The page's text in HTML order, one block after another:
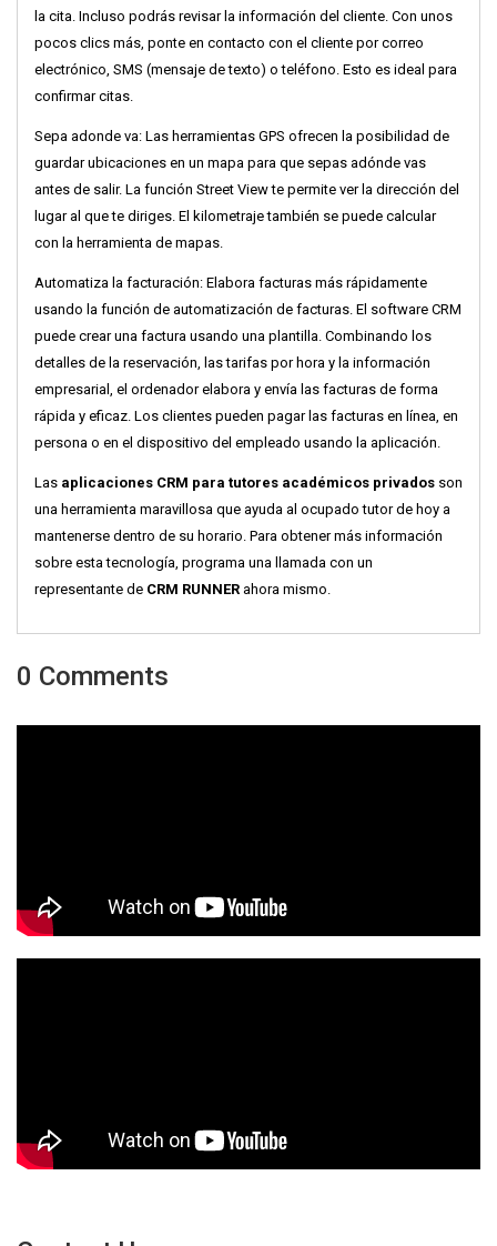
la cita. Incluso podrás revisar la información del cliente. Con unos
pocos clics más, ponte en contacto con el cliente por correo
electrónico, SMS (mensaje de texto) o teléfono. Esto es ideal para
confirmar citas.
Sepa adonde va: Las herramientas GPS ofrecen la posibilidad de
guardar ubicaciones en un mapa para que sepas adónde vas
antes de salir. La función Street View te permite ver la dirección del
lugar al que te diriges. El kilometraje también se puede calcular
con la herramienta de mapas.
Automatiza la facturación: Elabora facturas más rápidamente
usando la función de automatización de facturas. El software CRM
puede crear una factura usando una plantilla. Combinando los
detalles de la reservación, las tarifas por hora y la información
empresarial, el ordenador elabora y envía las facturas de forma
rápida y eficaz. Los clientes pueden pagar las facturas en línea, en
persona o en el dispositivo del empleado usando la aplicación.
Las aplicaciones CRM para tutores académicos privados son
una herramienta maravillosa que ayuda al ocupado tutor de hoy a
mantenerse dentro de su horario. Para obtener más información
sobre esta tecnología, programa una llamada con un
representante de CRM RUNNER ahora mismo.
0 Comments